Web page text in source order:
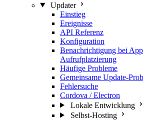
Updater
Einstieg
Ereignisse
API Referenz
Konfiguration
Benachrichtigung bei
Aufrufplatzierung
Häufige Probleme
Gemeinsame Update-
Fehlersuche
Cordova / Electron
Lokale Entwicklung
Selbst-Hosting